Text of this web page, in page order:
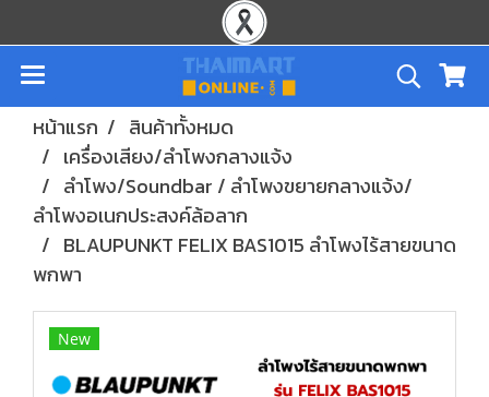
หน้าแรก
สินค้าทั้งหมด
เครื่องเสียง/ลำโพงกลางแจ้ง
ลำโพง/Soundbar / ลำโพงขยายกลางแจ้ง/
ลำโพงอเนกประสงค์ล้อลาก
BLAUPUNKT FELIX BAS1015 ลำโพงไร้สายขนาด
พกพา
New